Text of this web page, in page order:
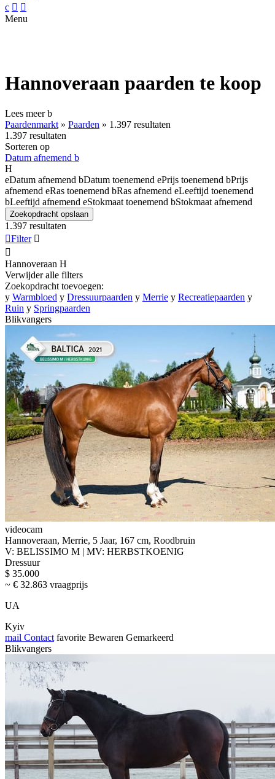
c  
Menu
Hannoveraan paarden te koop
Lees meerb
Paardenmarkt » Paarden » 1.397 resultaten
1.397 resultaten
Sorteren op
Datum afnemend b
H
eDatum afnemend bDatum toenemend ePrijs toenemend bPrijs
afnemend eRas toenemend bRas afnemend eLeeftijd toenemend
bLeeftijd afnemend eStokmaat toenemend bStokmaat afnemend
Zoekopdracht opslaan
1.397 resultaten
Filter 

Hannoveraan H
Verwijder alle filters
Zoekopdracht toevoegen:
y Warmbloed y Dressuurpaarden y Merrie y Recreatiepaarden y
Ruin y Springpaarden
Blikvangers
videocam
Hannoveraan, Merrie, 5 Jaar, 167 cm, Roodbruin
V: BELISSIMO M | MV: HERBSTKOENIG
Dressuur
$ 35.000
~ € 32.863 vraagprijs
UA
Kyiv
mail Contact favorite Bewaren Gemarkeerd
Blikvangers